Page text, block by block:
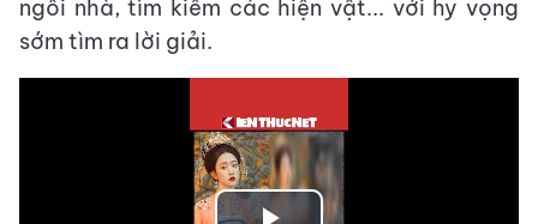
ngôi nhà, tìm kiếm các hiện vật... với hy vọng
sớm tìm ra lời giải.